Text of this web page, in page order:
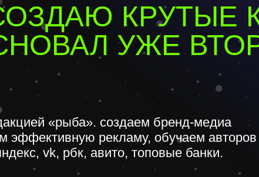
И
нашу собственную школу
десятки потоков, сотни
среди достижений школы —